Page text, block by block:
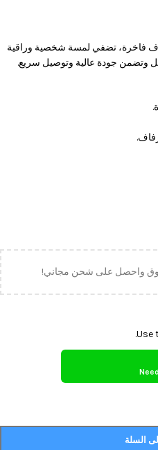
فاخرة، تضفي لمسة شخصية وراقية
وتضمن جودة عالية وتوصيل سريع.
واحصل على شحن مجاني!
Use
السلة